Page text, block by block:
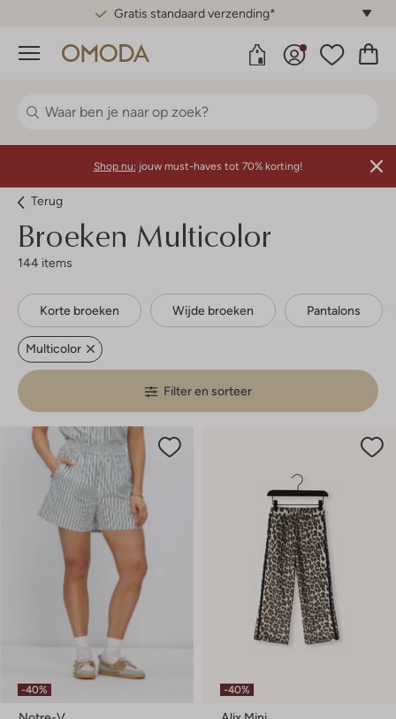
Gratis standaard verzending*
Menu
Shop nu: jouw must-haves tot 70% korting!
Terug
Broeken Multicolor
144 items
Korte broeken Wijde broeken Pantalons
Multicolor
Filter en sorteer
-40% -40%